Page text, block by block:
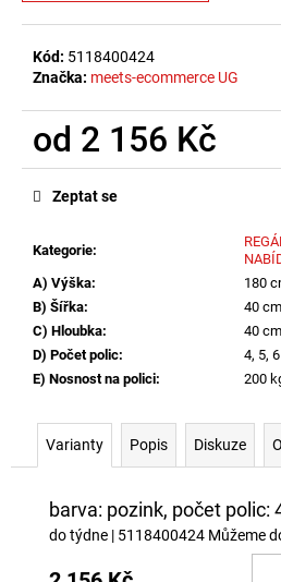
Kód: 5118400424
Značka: meets-ecommerce UG
od 2 156 Kč
Měrná
Kategorie:
A) Výška:
180
B) Šířka:
40 cm
C) Hloubka:
40 cm
D) Počet polic:
4, 5, 6
E) Nosnost na polici: 200
Zeptat se
Varianty Popis Diskuze
barva: pozink, počet polic:
do týdne | 5118400424 Můžeme